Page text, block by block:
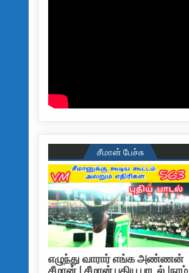
சீமான் பேச்சு
எழுந்து வாரார் எங்க அண்ணன்
சீமான் | சீமான் புதிய பாடல் |நாம்